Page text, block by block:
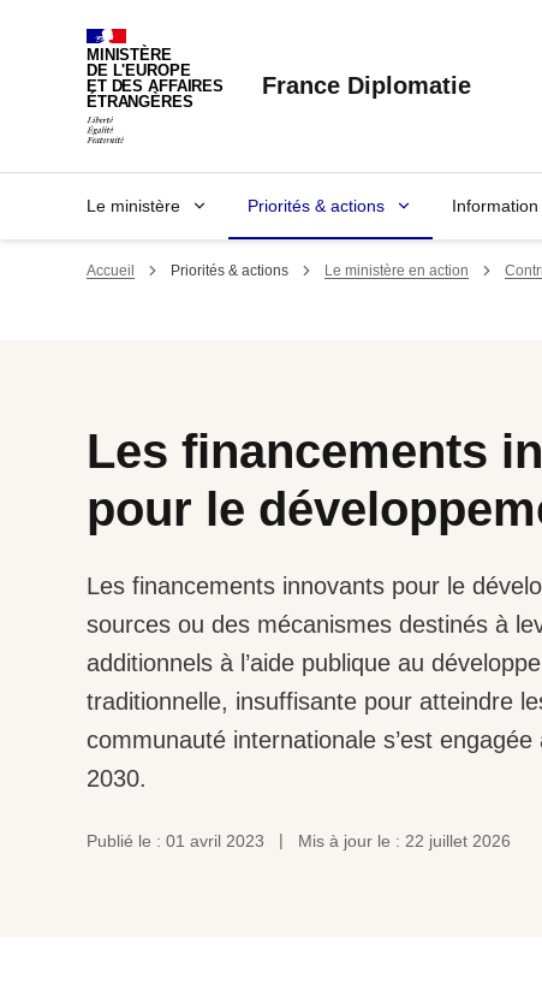
MINISTÈRE
DE L'EUROPE
ET DES AFFAIRES
ÉTRANGÈRES
France Diplomatie
Le ministère Priorités & actions
Accueil Priorités & actions Le ministère en action
Les financements
pour le
Les financements innovants pour le
sources ou des mécanismes destinés à
additionnels à l’aide publique au
traditionnelle, insuffisante pour atteindre
communauté internationale s’est
2030.
Publié le : 01 avril 2023 Mis à jour le : 22 juillet 2026